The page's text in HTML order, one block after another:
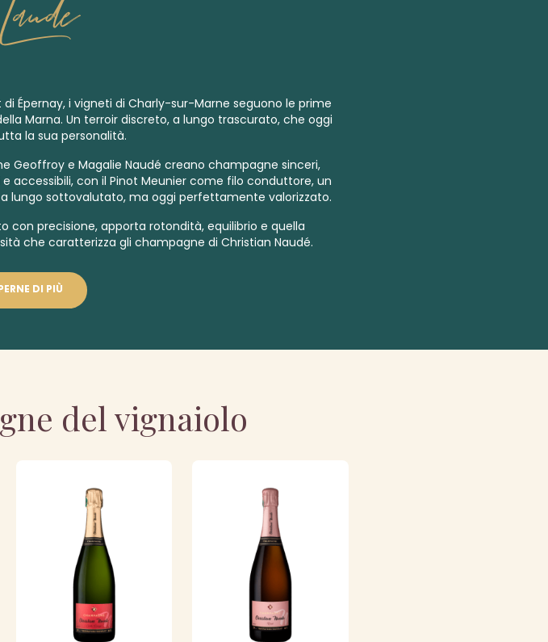
di Épernay, i vigneti di Charly-sur-Marne seguono le prime
Marna. Un terroir discreto, a lungo trascurato, che oggi
la sua personalità.
Geoffroy e Magalie Naudé creano champagne sinceri,
accessibili, con il Pinot Meunier come filo conduttore, un
lungo sottovalutato, ma oggi perfettamente valorizzato.
con precisione, apporta rotondità, equilibrio e quella
che caratterizza gli champagne di Christian Naudé.
DI PIÙ
del vignaiolo